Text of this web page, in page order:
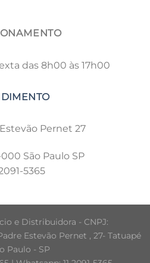
das 8h00 às 17h00
Pernet 27
000 São Paulo SP
5365
e Distribuidora - CNPJ:
Estevão Pernet , 27- Tatuapé
Paulo - SP